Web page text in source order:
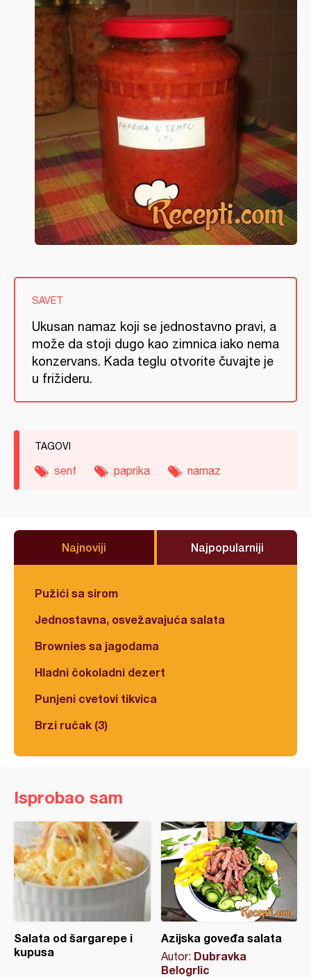
SAVET
Ukusan namaz koji se jednostavno pravi, a
može da stoji dugo kao zimnica iako nema
konzervans. Kada teglu otvorite čuvajte je
u frižideru.
TAGOVI
senf paprika namaz
Najnoviji Najpopularniji
Pužići sa sirom
Jednostavna, osvežavajuća salata
Brownies sa jagodama
Hladni čokoladni dezert
Punjeni cvetovi tikvica
Brzi ručak (3)
Isprobao sam
Salata od šargarepe i
kupusa
Azijska goveđa salata
Autor: Dubravka
Belogrlic